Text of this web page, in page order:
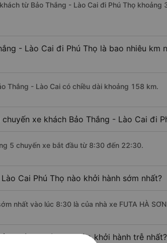
từ Bảo Thắng - Lào Cai đi Phú Thọ khoảng
- Lào Cai đi Phú Thọ là bao nhiêu km
Thắng - Lào Cai có chiều dài khoảng 158 km.
xe khách Bảo Thắng - Lào Cai đi
5 chuyến xe bắt đầu từ 8:30 đến 22:30.
Cai Phú Thọ nào khởi hành sớm nhất?
nhất vào lúc 8:30 là của nhà xe FUTA HÀ
Thắng - Lào Cai nào khởi hành trễ nhất?